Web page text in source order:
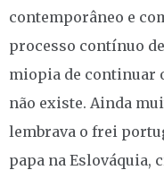
contemporâneo e
processo contínuo
miopia de continuar
não existe. Ainda
lembrava o frei
papa na Eslováquia,